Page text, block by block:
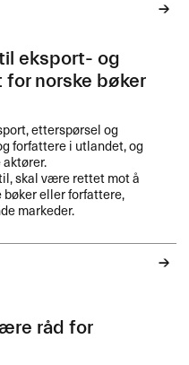
eksport- og
norske bøker
etterspørsel og
forfattere i utlandet, og
skal være rettet mot å
bøker eller forfattere,
markeder.
råd for